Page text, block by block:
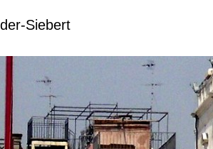
Siebert